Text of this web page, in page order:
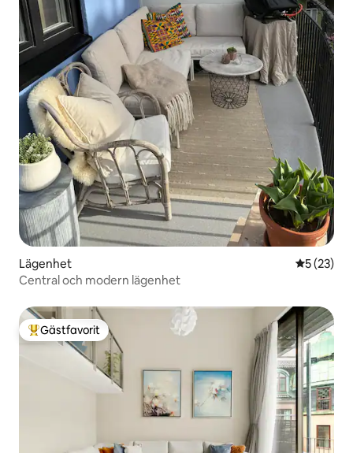
Lägenhet 5 av 5 i
5 (23)
Central och modern lägenhet
Populär gästfavorit
Gästfavorit